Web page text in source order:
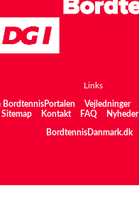
Links
BordtennisPortalen Vejledninger
Sitemap
Kontakt FAQ Nyheder
BordtennisDanmark.dk